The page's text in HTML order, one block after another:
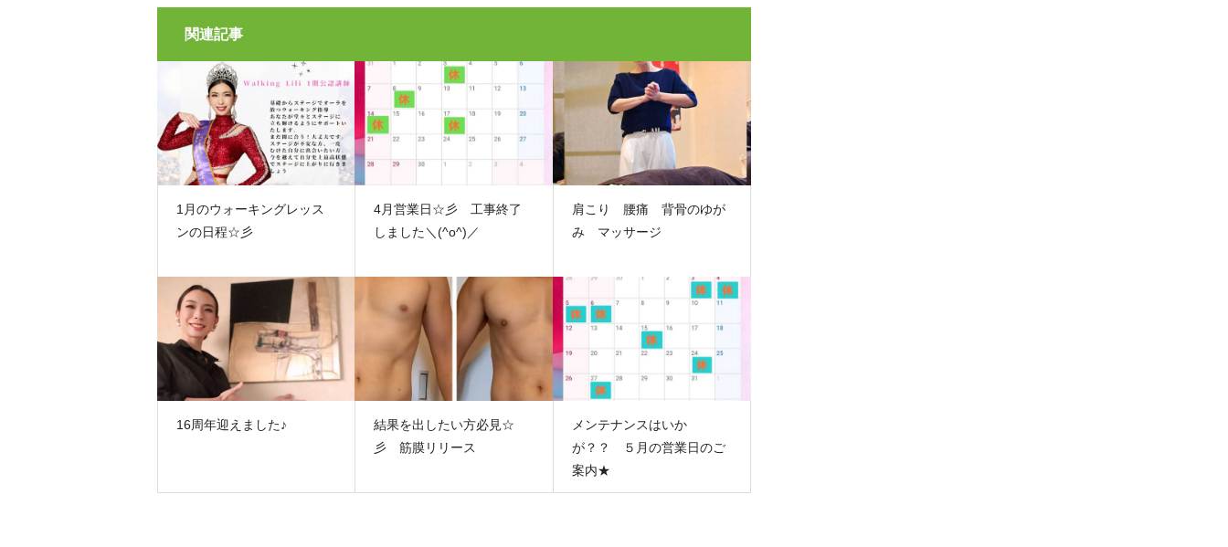
関連記事
1月のウォーキングレッス
ンの日程☆彡
4月営業日☆彡 工事終了
しました＼(^o^)／
肩こり 腰痛 背骨のゆが
み マッサージ
16周年迎えました♪
結果を出したい方必見☆
彡 筋膜リリース
メンテナンスはいか
が？？ ５月の営業日のご
案内★